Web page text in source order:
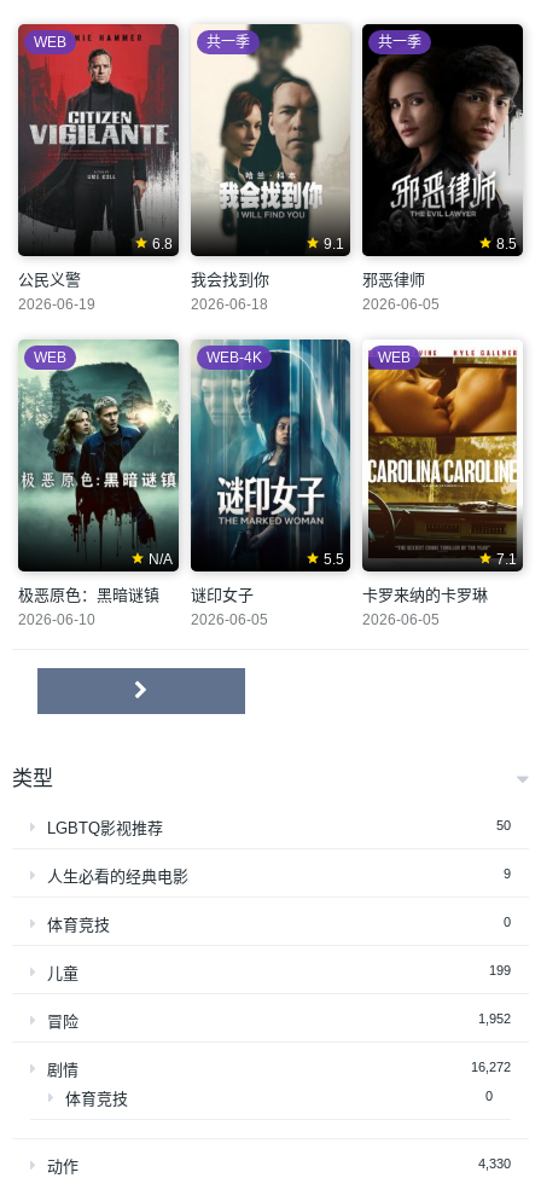
6.8
WEB
公民义警
2026-06-19
9.1
共一季
我会找到你
2026-06-18
8.5
共一季
邪恶律师
2026-06-05
N/A
WEB
极恶原色：黑暗谜镇
2026-06-10
5.5
WEB-4K
谜印女子
2026-06-05
7.1
WEB
卡罗来纳的卡罗琳
2026-06-05
类型
LGBTQ影视推荐 50
人生必看的经典电影 9
体育竞技 0
儿童 199
冒险 1,952
剧情 16,272
体育竞技 0
动作 4,330